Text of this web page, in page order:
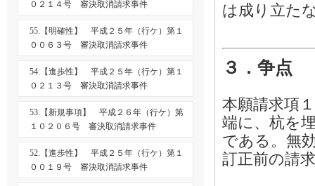
は成り立た
３．争点
本願請求項
端に、杭を
である。無
訂正前の請
０２１４号 審決取消請求事件
55.【明確性】 平成２５年（行ケ）第１
００６３号 審決取消請求事件
54.【進歩性】 平成２５年（行ケ）第１
０２１３号 審決取消請求事件
53.【新規事項】 平成２６年（行ケ）第
１０２０６号 審決取消請求事件
52.【進歩性】 平成２５年（行ケ）第１
００１９号 審決取消請求事件